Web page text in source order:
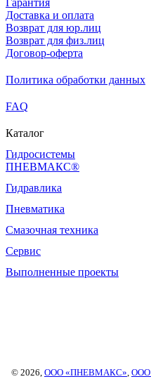
Гарантия
Доставка и оплата
Возврат для юр.лиц
Возврат для физ.лиц
Договор-оферта
Политика обработки данных
FAQ
Каталог
Гидросистемы
ПНЕВМАКС®
Гидравлика
Пневматика
Смазочная техника
Сервис
Выполненные проекты
© 2026, ООО «ПНЕВМАКС»